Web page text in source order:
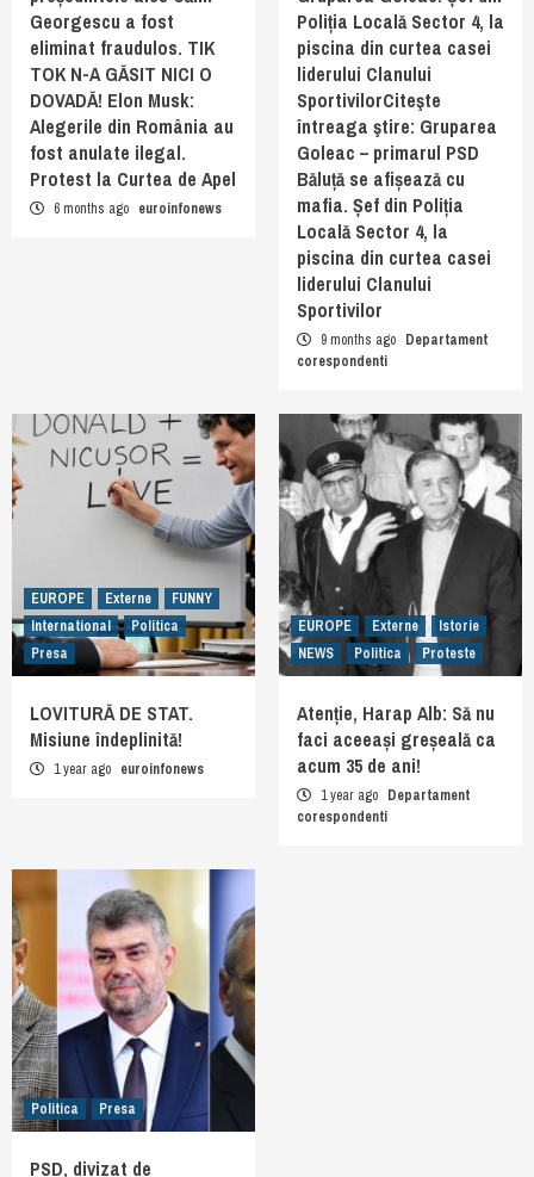
Georgescu a fost
eliminat fraudulos. TIK
TOK N-A GĂSIT NICI O
DOVADĂ! Elon Musk:
Alegerile din România au
fost anulate ilegal.
Protest la Curtea de Apel
6 months ago euroinfonews
Poliția Locală Sector 4, la
piscina din curtea casei
liderului Clanului
SportivilorCiteşte
întreaga ştire: Gruparea
Goleac – primarul PSD
Băluță se afișează cu
mafia. Șef din Poliția
Locală Sector 4, la
piscina din curtea casei
liderului Clanului
Sportivilor
9 months ago Departament
corespondenti
EUROPE Externe
FUNNY
International
Politica
Presa
LOVITURĂ DE STAT.
Misiune îndeplinită!
1 year ago euroinfonews
EUROPE Externe
Istorie
NEWS
Politica Proteste
Atenție, Harap Alb: Să nu
faci aceeași greșeală ca
acum 35 de ani!
1 year ago Departament
corespondenti
Politica Presa
PSD, divizat de